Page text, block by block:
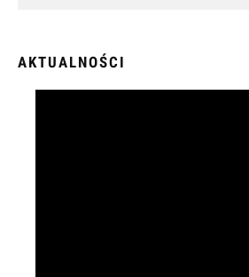
AKTUALNOŚCI